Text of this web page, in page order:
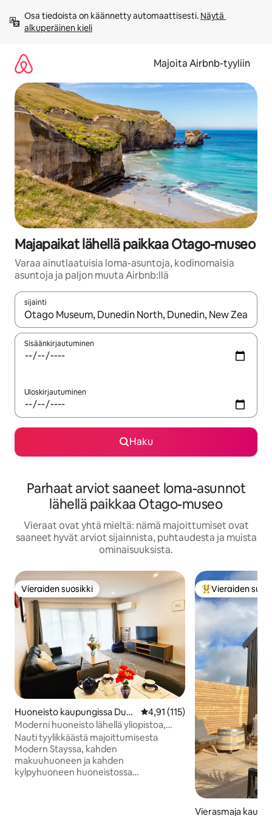
sisältö
väliin
Osa tiedoista on käännetty automaattisesti. Näytä
alkuperäinen kieli
Majoita Airbnb-tyyliin
Majapaikat lähellä paikkaa Otago-museo
Varaa ainutlaatuisia loma-asuntoja, kodinomaisia
asuntoja ja paljon muuta Airbnb:llä
sijainti
Kun tulokset ovat saatavilla, navigoi ylös- ja alas-
Sisäänkirjautuminen
Uloskirjautuminen
Haku
Parhaat arviot saaneet loma-asunnot
lähellä paikkaa Otago-museo
Vieraat ovat yhtä mieltä: nämä majoittumiset ovat
saaneet hyvät arviot sijainnista, puhtaudesta ja muista
ominaisuuksista.
Vieraiden suosikki
Vieraiden suosikki
Huoneisto kaupungissa Dun
edin
Keskimääräinen arvio 4,91/5,
4,91 (115)
Moderni huoneisto lähellä yliopistoa,
museota, sairaalaa ja stadionia
Nauti tyylikkäästä majoittumisesta
Modern Stayssa, kahden
makuuhuoneen ja kahden
kylpyhuoneen huoneistossa
Vieraiden
Vieraiden
Vierasmaja